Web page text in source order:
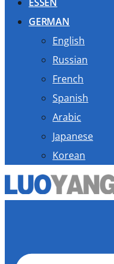
GERMAN
English
Russian
French
Spanish
Arabic
Japanese
Korean